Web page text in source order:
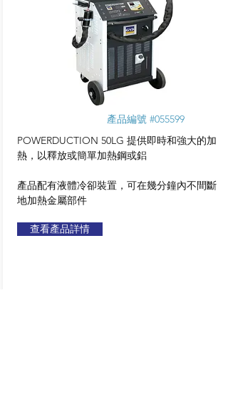
產品編號 #055599
POWERDUCTION 50LG 提供即時和強大的加
熱，以釋放或簡單加熱鋼或鋁
產品配有液體冷卻裝置，可在幾分鐘內不間斷
地加熱金屬部件
查看產品詳情